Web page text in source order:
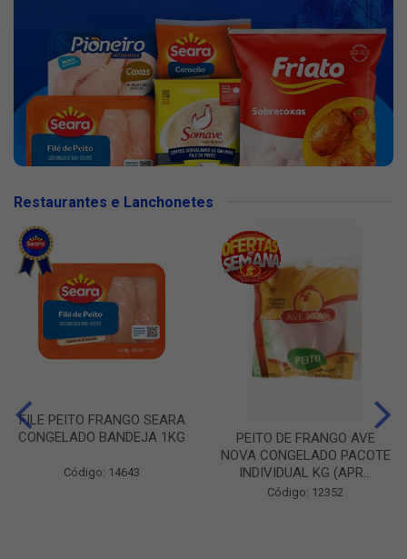
Restaurantes e Lanchonetes
FILE PEITO FRANGO SEARA
CONGELADO BANDEJA 1KG
Código: 14643
PEITO DE FRANGO AVE
NOVA CONGELADO PACOTE
INDIVIDUAL KG (APR...
Código: 12352